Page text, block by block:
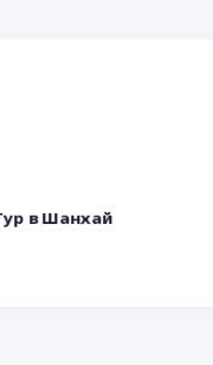
в Шанхай